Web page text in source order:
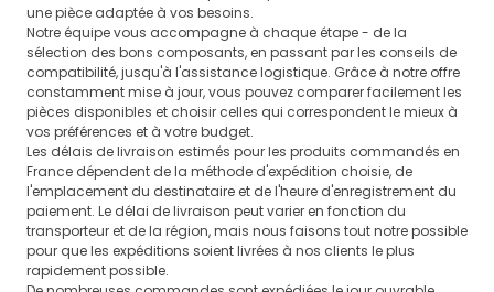
une pièce adaptée à vos besoins.
Notre équipe vous accompagne à chaque étape - de la
sélection des bons composants, en passant par les conseils de
compatibilité, jusqu'à l'assistance logistique. Grâce à notre offre
constamment mise à jour, vous pouvez comparer facilement les
pièces disponibles et choisir celles qui correspondent le mieux à
vos préférences et à votre budget.
Les délais de livraison estimés pour les produits commandés en
France dépendent de la méthode d'expédition choisie, de
l'emplacement du destinataire et de l'heure d'enregistrement du
paiement. Le délai de livraison peut varier en fonction du
transporteur et de la région, mais nous faisons tout notre possible
pour que les expéditions soient livrées à nos clients le plus
rapidement possible.